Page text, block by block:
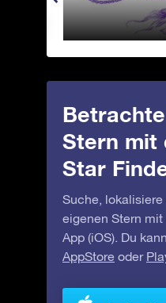
Stern mit
Star
Suche,
eigenen Stern mit
App (iOS). Du
AppStore oder